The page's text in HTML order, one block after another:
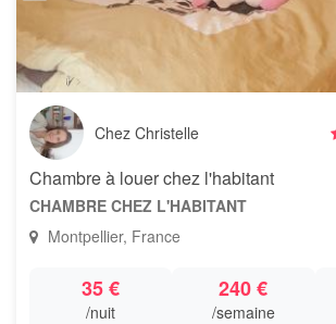
Chez Christelle
Chambre à louer chez l'habitant
CHAMBRE CHEZ L'HABITANT
Montpellier, France
35 €
/nuit
240 €
/semaine